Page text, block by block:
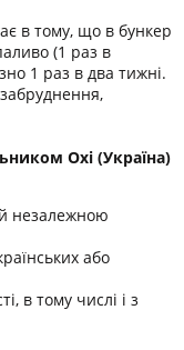
в тому, що в бункер
(1 раз в
1 раз в два тижні.
Oxi (Україна)
незалежною
або
в тому числі і з